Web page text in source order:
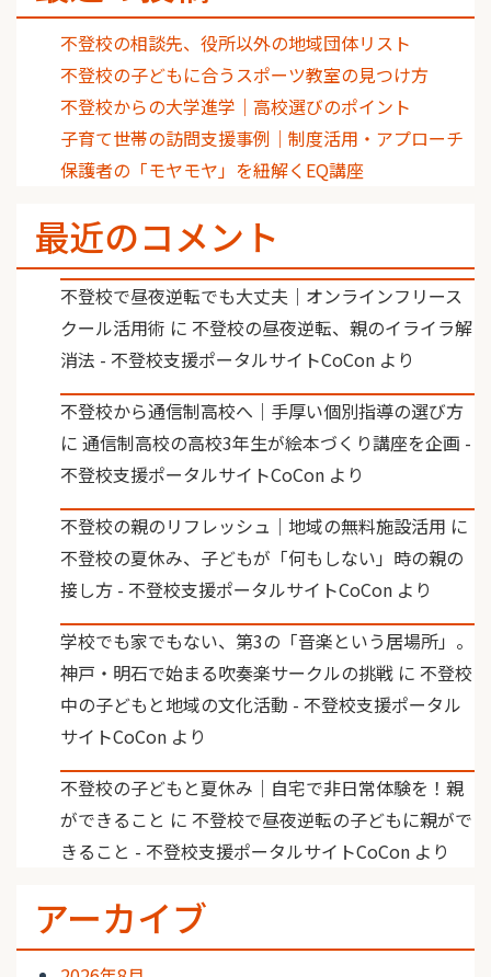
不登校の相談先、役所以外の地域団体リスト
不登校の子どもに合うスポーツ教室の見つけ方
不登校からの大学進学｜高校選びのポイント
子育て世帯の訪問支援事例｜制度活用・アプローチ
保護者の「モヤモヤ」を紐解くEQ講座
最近のコメント
不登校で昼夜逆転でも大丈夫｜オンラインフリース
クール活用術 に 不登校の昼夜逆転、親のイライラ解
消法 - 不登校支援ポータルサイトCoCon より
不登校から通信制高校へ｜手厚い個別指導の選び方
に 通信制高校の高校3年生が絵本づくり講座を企画 -
不登校支援ポータルサイトCoCon より
不登校の親のリフレッシュ｜地域の無料施設活用 に
不登校の夏休み、子どもが「何もしない」時の親の
接し方 - 不登校支援ポータルサイトCoCon より
学校でも家でもない、第3の「音楽という居場所」。
神戸・明石で始まる吹奏楽サークルの挑戦 に 不登校
中の子どもと地域の文化活動 - 不登校支援ポータル
サイトCoCon より
不登校の子どもと夏休み｜自宅で非日常体験を！親
ができること に 不登校で昼夜逆転の子どもに親がで
きること - 不登校支援ポータルサイトCoCon より
アーカイブ